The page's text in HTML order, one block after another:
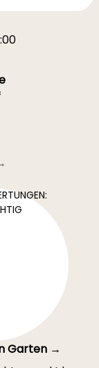
Garten →